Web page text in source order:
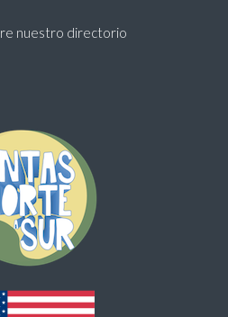
nuestro directorio